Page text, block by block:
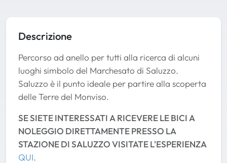
Descrizione
Percorso ad anello per tutti alla ricerca di alcuni
luoghi simbolo del Marchesato di Saluzzo.
Saluzzo è il punto ideale per partire alla scoperta
delle Terre del Monviso.
SE SIETE INTERESSATI A RICEVERE LE BICI A
NOLEGGIO DIRETTAMENTE PRESSO LA
STAZIONE DI SALUZZO VISITATE L'ESPERIENZA
QUI.